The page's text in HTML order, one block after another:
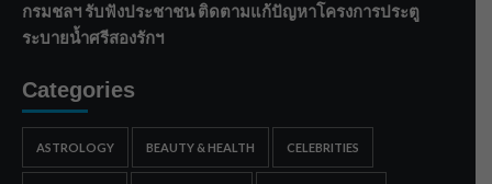
กรมชลฯ รับฟังประชาชน ติดตามแก้ปัญหาโครงการประตู
ระบายน้ำศรีสองรักฯ
Categories
ASTROLOGY BEAUTY & HEALTH CELEBRITIES